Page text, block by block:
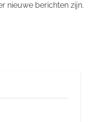
nieuwe berichten zijn.